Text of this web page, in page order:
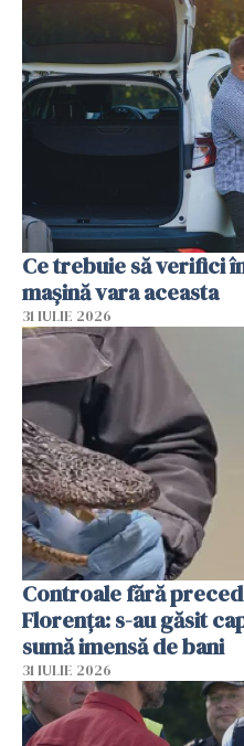
Ce trebuie să verifici
mașină vara aceasta
31 IULIE 2026
Controale fără
Florența: s-au găsit
sumă imensă de bani
31 IULIE 2026